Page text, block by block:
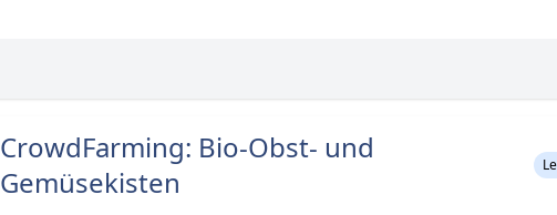
CrowdFarming: Bio-Obst- und
Gemüsekisten